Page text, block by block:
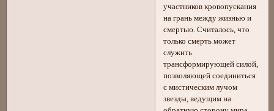
участников кровопускания
на грань между жизнью и
смертью. Считалось, что
только смерть может
служить
трансформирующей силой,
позволяющей соединиться
с мистическим лучом
звезды, ведущим на